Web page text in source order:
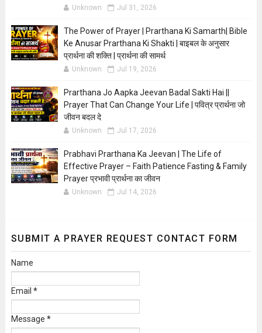
Unknown Jul 31, 2026
The Power of Prayer | Prarthana Ki Samarth| Bible
Ke Anusar Prarthana Ki Shakti | बाइबल के अनुसार
प्रार्थना की शक्ति | प्रार्थना की सामर्थ
Unknown Jul 19, 2026
Prarthana Jo Aapka Jeevan Badal Sakti Hai ||
Prayer That Can Change Your Life | पवित्र प्रार्थना जो
जीवन बदल दे
Unknown Jul 17, 2026
Prabhavi Prarthana Ka Jeevan | The Life of
Effective Prayer – Faith Patience Fasting & Family
Prayer प्रभावी प्रार्थना का जीवन
Unknown Jul 14, 2026
SUBMIT A PRAYER REQUEST CONTACT FORM
Name
Email *
Message *